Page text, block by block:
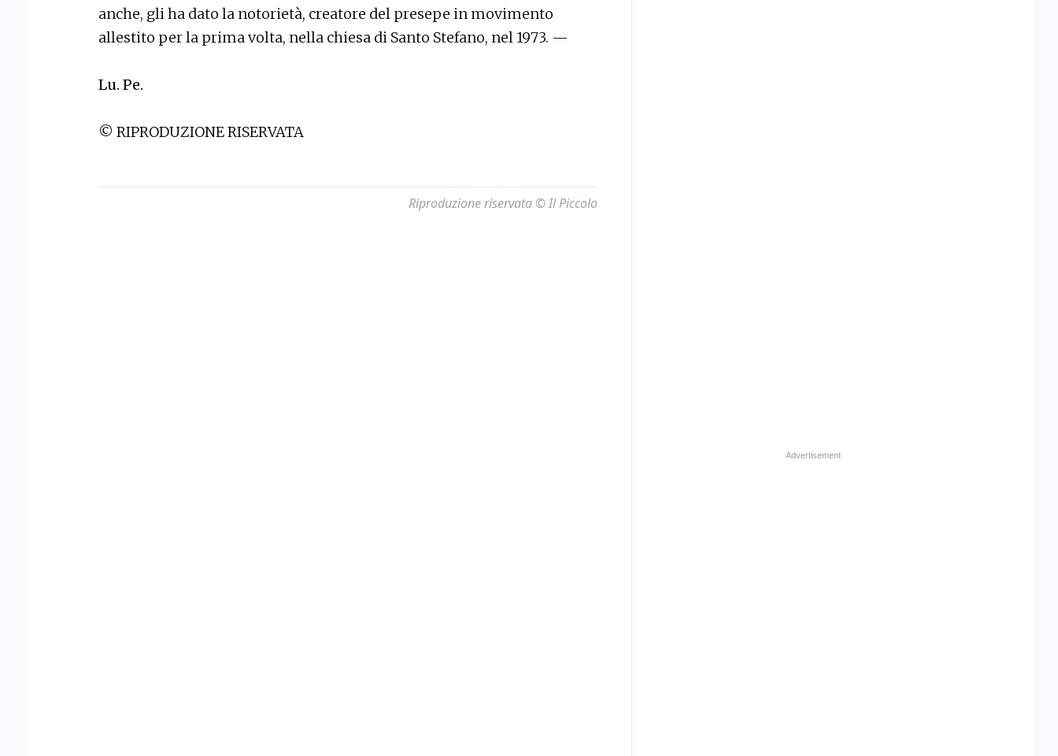
anche, gli ha dato la notorietà, creatore del presepe in movimento
allestito per la prima volta, nella chiesa di Santo Stefano, nel 1973. —
Lu. Pe.
© RIPRODUZIONE RISERVATA
Riproduzione riservata © Il Piccolo